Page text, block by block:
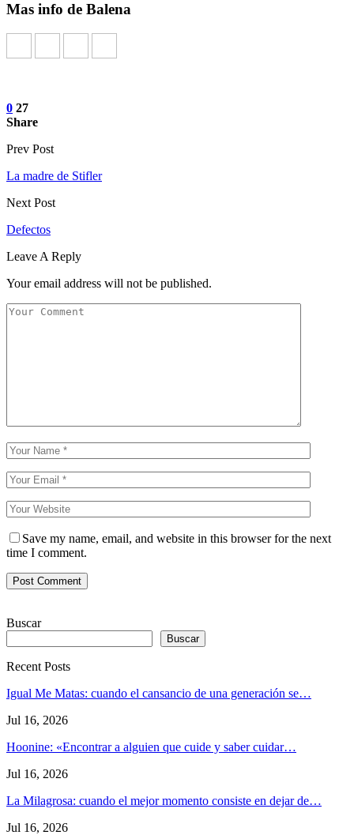
Mas info de Balena
0 27
Share
Prev Post
La madre de Stifler
Next Post
Defectos
Leave A Reply
Your email address will not be published.
Save my name, email, and website in this browser for the next
time I comment.
Buscar
Buscar
Recent Posts
Igual Me Matas: cuando el cansancio de una generación se…
Jul 16, 2026
Hoonine: «Encontrar a alguien que cuide y saber cuidar…
Jul 16, 2026
La Milagrosa: cuando el mejor momento consiste en dejar de…
Jul 16, 2026